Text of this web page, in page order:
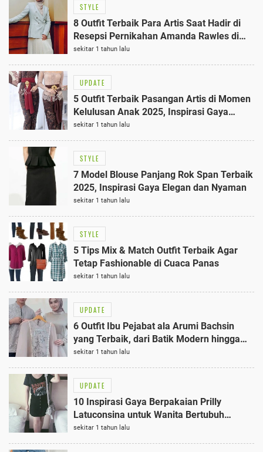
STYLE
8 Outfit Terbaik Para Artis Saat Hadir di
Resepsi Pernikahan Amanda Rawles di
Jakarta
sekitar 1 tahun lalu
UPDATE
5 Outfit Terbaik Pasangan Artis di Momen
Kelulusan Anak 2025, Inspirasi Gaya
Terbaru
sekitar 1 tahun lalu
STYLE
7 Model Blouse Panjang Rok Span Terbaik
2025, Inspirasi Gaya Elegan dan Nyaman
sekitar 1 tahun lalu
STYLE
5 Tips Mix & Match Outfit Terbaik Agar
Tetap Fashionable di Cuaca Panas
sekitar 1 tahun lalu
UPDATE
6 Outfit Ibu Pejabat ala Arumi Bachsin
yang Terbaik, dari Batik Modern hingga
Kebaya Elegan
sekitar 1 tahun lalu
UPDATE
10 Inspirasi Gaya Berpakaian Prilly
Latuconsina untuk Wanita Bertubuh
Mungil Terbaik
sekitar 1 tahun lalu